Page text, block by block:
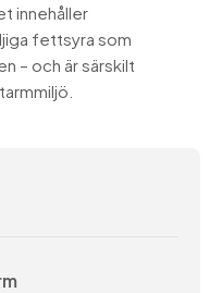
innehåller
fettsyra som
– och är särskilt